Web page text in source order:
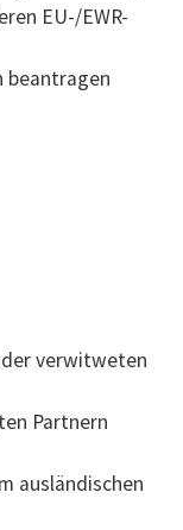
EU-/EWR-
beantragen
verwitweten
Partnern
ausländischen